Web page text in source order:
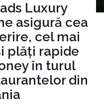
Luxury
asigură cea
cel mai
plăți rapide
în turul
din